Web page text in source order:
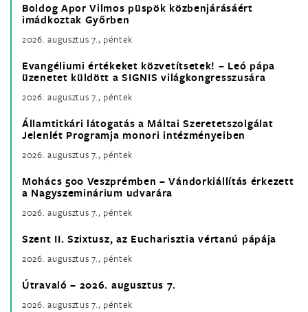
Boldog Apor Vilmos püspök közbenjárásáért
imádkoztak Győrben
2026. augusztus 7., péntek
Evangéliumi értékeket közvetítsetek! – Leó pápa
üzenetet küldött a SIGNIS világkongresszusára
2026. augusztus 7., péntek
Államtitkári látogatás a Máltai Szeretetszolgálat
Jelenlét Programja monori intézményeiben
2026. augusztus 7., péntek
Mohács 500 Veszprémben – Vándorkiállítás érkezett
a Nagyszeminárium udvarára
2026. augusztus 7., péntek
Szent II. Szixtusz, az Eucharisztia vértanú pápája
2026. augusztus 7., péntek
Útravaló – 2026. augusztus 7.
2026. augusztus 7., péntek